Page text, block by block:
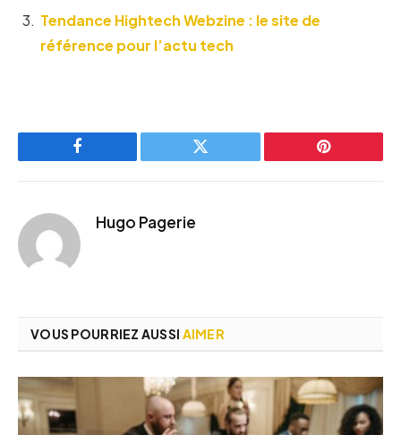
Tendance Hightech Webzine : le site de
référence pour l’actu tech
Facebook Twitter Pinterest
Hugo Pagerie
VOUS POURRIEZ AUSSI AIMER